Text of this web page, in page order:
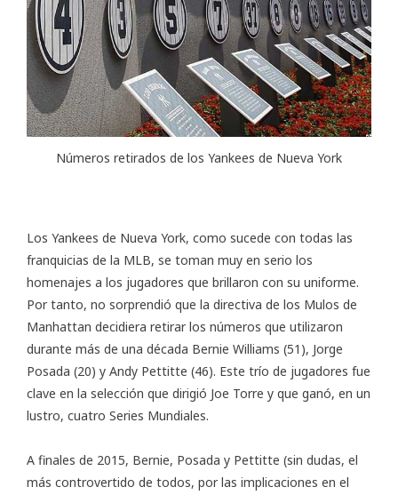
Números retirados de los Yankees de Nueva York
Los Yankees de Nueva York, como sucede con todas las
franquicias de la MLB, se toman muy en serio los
homenajes a los jugadores que brillaron con su uniforme.
Por tanto, no sorprendió que la directiva de los Mulos de
Manhattan decidiera retirar los números que utilizaron
durante más de una década Bernie Williams (51), Jorge
Posada (20) y Andy Pettitte (46). Este trío de jugadores fue
clave en la selección que dirigió Joe Torre y que ganó, en un
lustro, cuatro Series Mundiales.
A finales de 2015, Bernie, Posada y Pettitte (sin dudas, el
más controvertido de todos, por las implicaciones en el